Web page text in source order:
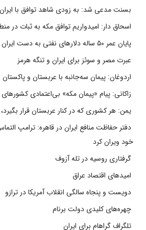
بسنت مدعی شد: به زودی شاهد توافق با
اسحاق دار: امیدواریم توافق مکه به ثبات در
پایان عمر ۵۰ ساله دلارهای نفتی به دست ایران
عبرت مصر و سوئز برای ایران و تنگه هرمز
اردوغان: پیمان سه‌جانبه با عربستان و
زاکانی: پیام «پیمان مکه» بی‌اعتمادی
یمن: هر کشوری که در کنار عربستان قرار
دفتر حفاظت منافع ایران در قاهره: ترامپ
خود ویران کرد
گرفتاری روسیه در تله آزوف
امیدهای اقتصاد عراق
دویست و پنجاه سالگی انقلاب آمریکا در ترازو
چهره‌های کلیدی دولت برنام
تلگراف گراهام برای ایران